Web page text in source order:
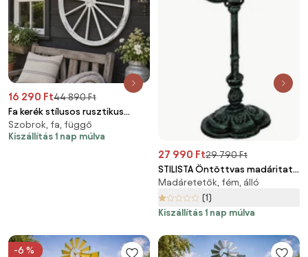
16 290 Ft44 890 Ft
Fa kerék stílusos rusztikus
dekoráció 90 cm
Szobrok, fa, függő
Kiszállítás 1 nap múlva
27 990 Ft29 790 Ft
STILISTA Öntöttvas madáritató
45 x 29 cm antik zöld
Madáretetők, fém, álló
(1)
Kiszállítás 1 nap múlva
-6 %